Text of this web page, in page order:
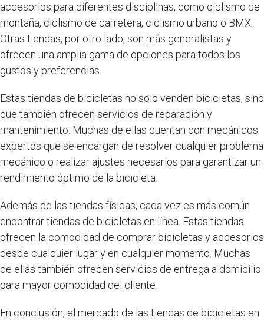
accesorios para diferentes disciplinas, como ciclismo de
montaña, ciclismo de carretera, ciclismo urbano o BMX.
Otras tiendas, por otro lado, son más generalistas y
ofrecen una amplia gama de opciones para todos los
gustos y preferencias.
Estas tiendas de bicicletas no solo venden bicicletas, sino
que también ofrecen servicios de reparación y
mantenimiento. Muchas de ellas cuentan con mecánicos
expertos que se encargan de resolver cualquier problema
mecánico o realizar ajustes necesarios para garantizar un
rendimiento óptimo de la bicicleta.
Además de las tiendas físicas, cada vez es más común
encontrar tiendas de bicicletas en línea. Estas tiendas
ofrecen la comodidad de comprar bicicletas y accesorios
desde cualquier lugar y en cualquier momento. Muchas
de ellas también ofrecen servicios de entrega a domicilio
para mayor comodidad del cliente.
En conclusión, el mercado de las tiendas de bicicletas en